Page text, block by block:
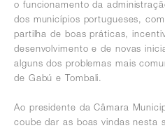
o funcionamento da
dos municípios portugueses,
partilha de boas práticas,
desenvolvimento e de novas
alguns dos problemas mais
de Gabú e Tombali.
Ao presidente da Câmara
coube dar as boas vindas nesta